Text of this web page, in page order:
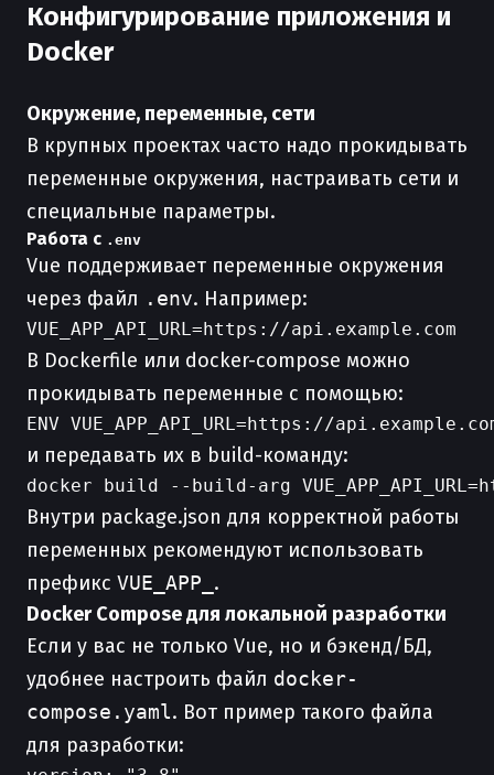
Конфигурирование приложения и
Docker
Окружение, переменные, сети
В крупных проектах часто надо прокидывать
переменные окружения, настраивать сети и
специальные параметры.
Работа с .env
Vue поддерживает переменные окружения
через файл .env. Например:
В Dockerfile или docker-compose можно
прокидывать переменные с помощью:
и передавать их в build-команду:
Внутри package.json для корректной работы
переменных рекомендуют использовать
префикс VUE_APP_ .
Docker Compose для локальной разработки
Если у вас не только Vue, но и бэкенд/БД,
удобнее настроить файл docker-
compose.yaml. Вот пример такого файла
для разработки: